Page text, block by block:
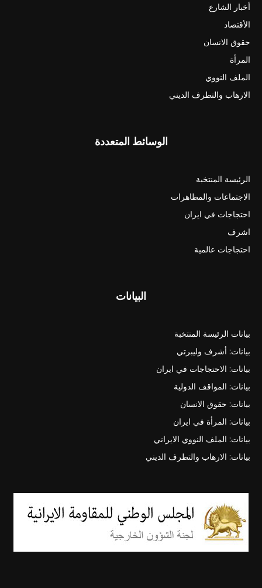
أخبار الشارع
الأقتصاد
حقوق الانسان
المرأة
الملف النووي
الارهاب والتطرف الديني
الوسائط المتعددة
الرئيسة المنتخبة
الاجتماعات والمظاهرات
احتجاجات في ايران
اشرف
احتجاجات عالمية
البيانات
بيانات الرئيسة المنتخبة
بيانات: أشرف وليبرتي
بيانات: الاحتجاجات في ايران
بيانات: المواقف الدولية
بيانات: حقوق الانسان
بيانات: المرأة في ايران
بيانات: الملف النووي الايراني
بيانات: الارهاب والتطرف الديني